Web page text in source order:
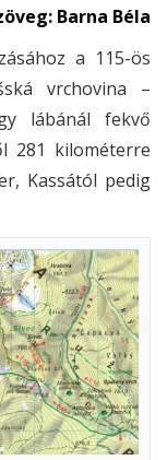
Barna Béla
a 115-ös
vrchovina –
lábánál fekvő
281 kilométerre
Kassától pedig